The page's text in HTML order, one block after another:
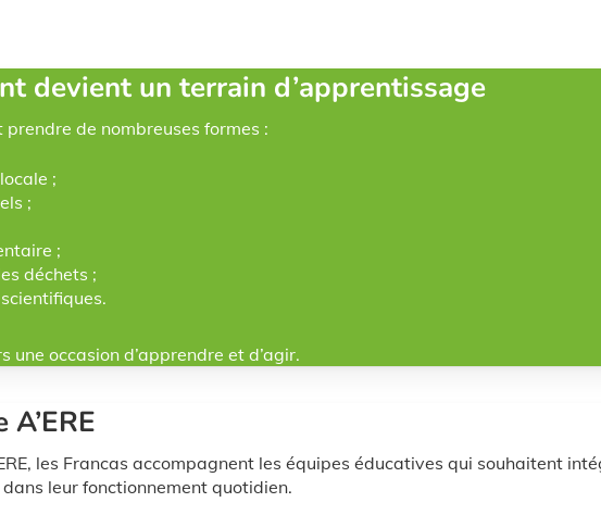
devient un terrain d’apprentissage
prendre de nombreuses formes :
;
;
;
déchets ;
occasion d’apprendre et d’agir.
les Francas accompagnent les équipes éducatives qui souhaitent
leur fonctionnement quotidien.